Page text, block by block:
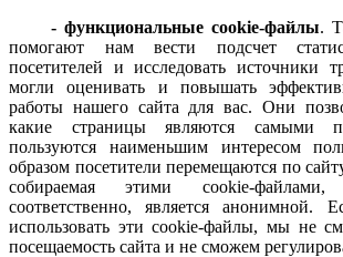
- функциональные cookie-файлы.
помогают нам вести подсчет
посетителей и исследовать источники
могли оценивать и повышать
работы нашего сайта для вас. Они
какие страницы являются самыми
пользуются наименьшим интересом
образом посетители перемещаются по
собираемая этими cookie-
соответственно, является анонимной.
использовать эти cookie-файлы, мы не
посещаемость сайта и не сможем